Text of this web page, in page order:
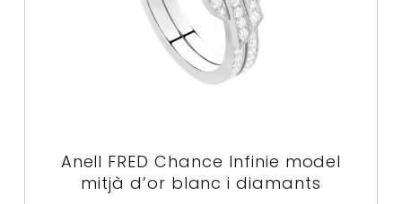
Anell FRED Chance Infinie model
mitjà d’or blanc i diamants